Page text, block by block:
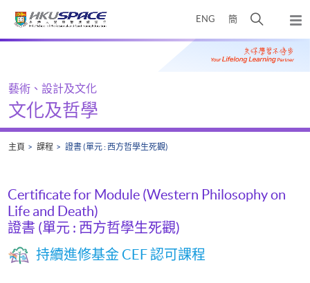
ENG 簡
開
搜
尋
彈
出
主
Main
藝術、設計及文化
文化及哲學
主頁 課程 證書 (單元 : 西方哲學生死觀)
Certificate for Module (Western Philosophy on
Life and Death)
證書 (單元 : 西方哲學生死觀)
持續進修基金 CEF 認可課程